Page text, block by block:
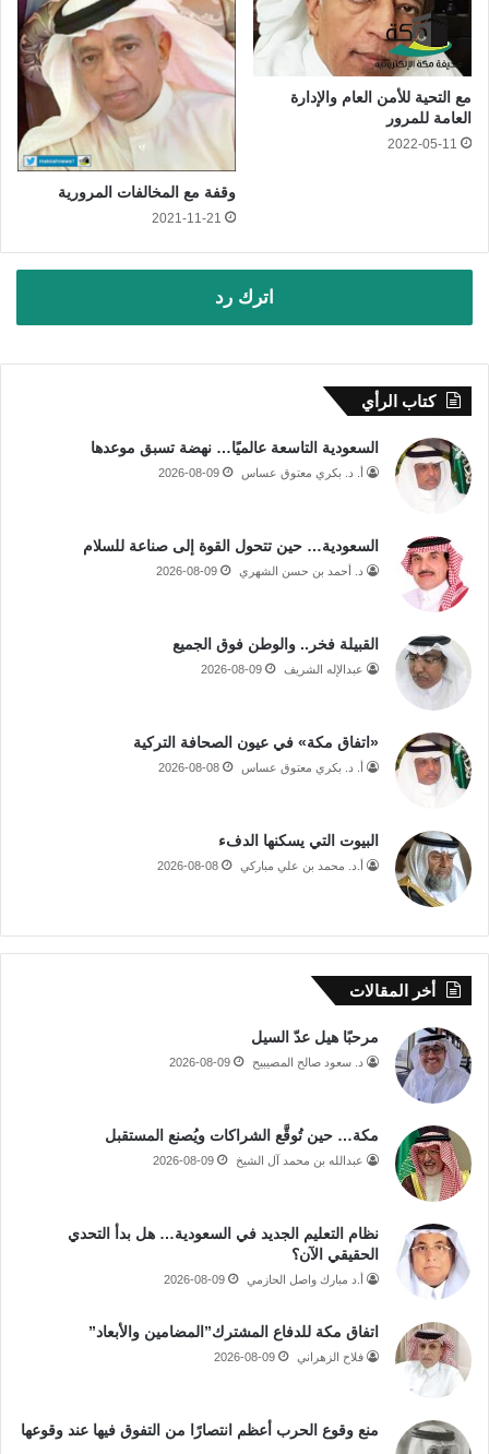
مع التحية للأمن العام والإدارة
العامة للمرور
2022-05-11
وقفة مع المخالفات المرورية
2021-11-21
اترك رد
كتاب الرأي
السعودية التاسعة عالميًا… نهضة تسبق موعدها
أ. د. بكري معتوق عساس 2026-08-09
السعودية… حين تتحول القوة إلى صناعة للسلام
د. أحمد بن حسن الشهري 2026-08-09
القبيلة فخر.. والوطن فوق الجميع
عبدالإله الشريف 2026-08-09
«اتفاق مكة» في عيون الصحافة التركية
أ. د. بكري معتوق عساس 2026-08-08
البيوت التي يسكنها الدفء
أ.د. محمد بن علي مباركي 2026-08-08
أخر المقالات
مرحبًا هيل عدّ السيل
د. سعود صالح المصيبيح 2026-08-09
مكة… حين تُوقَّع الشراكات ويُصنع المستقبل
عبدالله بن محمد آل الشيخ 2026-08-09
نظام التعليم الجديد في السعودية… هل بدأ التحدي
الحقيقي الآن؟
أ.د مبارك واصل الحازمي 2026-08-09
اتفاق مكة للدفاع المشترك”المضامين والأبعاد”
فلاح الزهراني 2026-08-09
منع وقوع الحرب أعظم انتصارًا من التفوق فيها عند وقوعها